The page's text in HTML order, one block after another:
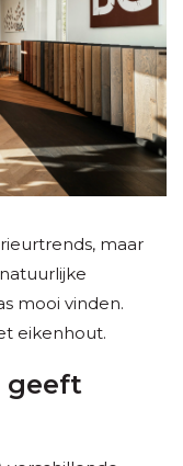
maar
mooi vinden.
eikenhout.
geeft